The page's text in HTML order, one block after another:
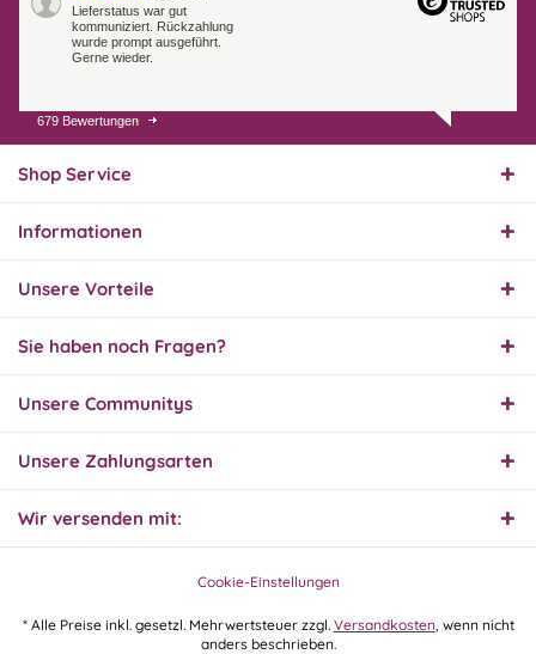
Lieferstatus war gut
kommuniziert. Rückzahlung
wurde prompt ausgeführt.
Gerne wieder.
07.08.26
Endlich das richtige
Innerhalb 2 Tagen Ware
geliefert. Sehr gut!
31.07.26
Super schnelle Lieferung,
wieder, vielen Dank.
679 Bewertungen
Shop Service
Informationen
Unsere Vorteile
Sie haben noch Fragen?
Unsere Communitys
Unsere Zahlungsarten
Wir versenden mit:
Cookie-Einstellungen
* Alle Preise inkl. gesetzl. Mehrwertsteuer zzgl. Versandkosten, wenn nicht
anders beschrieben.